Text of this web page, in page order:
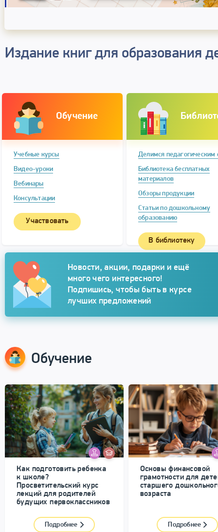
Издание книг для образования
Обучение
Учебные курсы
Видео-уроки
Вебинары
Консультации
Участвовать
Делимся педагогическим
Библиотека бесплатных
материалов
Обзоры продукции
Статьи по дошкольному
образованию
В библиотеку
Новости, акции, подарки и ещё
много чего интересного!
Подпишись, чтобы быть в курсе
лучших предложений
Обучение
Как подготовить ребенка
к школе?
Просветительский курс
лекций для родителей
будущих первоклассников
Подробнее
Основы финансовой
грамотности для
старшего
возраста
Подробнее